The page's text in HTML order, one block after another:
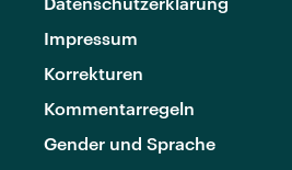
Impressum
Korrekturen
Kommentarregeln
Gender und Sprache